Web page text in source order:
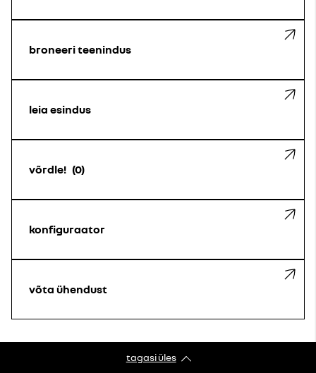
broneeri teenindus
leia esindus
võrdle! 0
konfiguraator
võta ühendust
tagasi üles